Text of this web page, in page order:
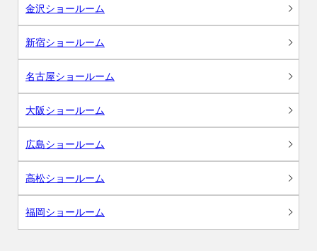
金沢ショールーム
新宿ショールーム
名古屋ショールーム
大阪ショールーム
広島ショールーム
高松ショールーム
福岡ショールーム